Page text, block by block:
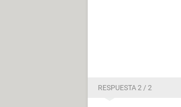
RESPUESTA 2 / 2